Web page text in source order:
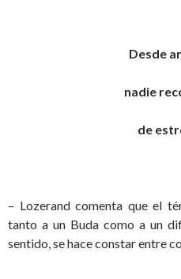
Desde
nadie
de
– Lozerand comenta que el
tanto a un Buda como a un
sentido, se hace constar entre